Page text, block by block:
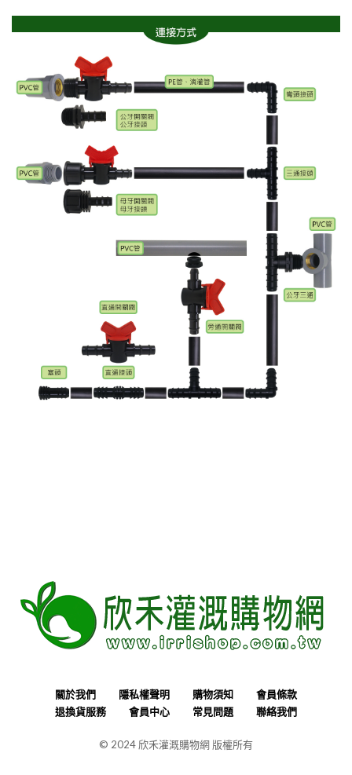
關於我們 隱私權聲明 購物須知
會員條款
退換貨服務
會員中心 常見問題 聯絡我們
© 2024 欣禾灌溉購物網 版權所有